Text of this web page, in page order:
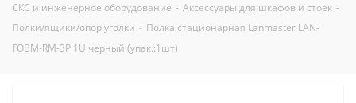
СКС и инженерное оборудование - Аксессуары для шкафов и стоек -
Полки/ящики/опор.уголки - Полка стационарная Lanmaster LAN-
FOBM-RM-3P 1U черный (упак.:1шт)